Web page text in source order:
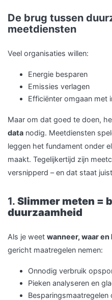
De brug tussen
meetdiensten
Veel organisaties willen:
Energie besparen
Emissies verlagen
Efficiënter omgaan met
Maar om dat goed te doen,
data nodig. Meetdiensten
leggen het fundament onder
maakt. Tegelijkertijd zijn
versnipperd – en dat staat
1. Slimmer meten =
duurzaamheid
Als je weet wanneer, waar en
gericht maatregelen nemen:
Onnodig verbruik
Pieken analyseren en